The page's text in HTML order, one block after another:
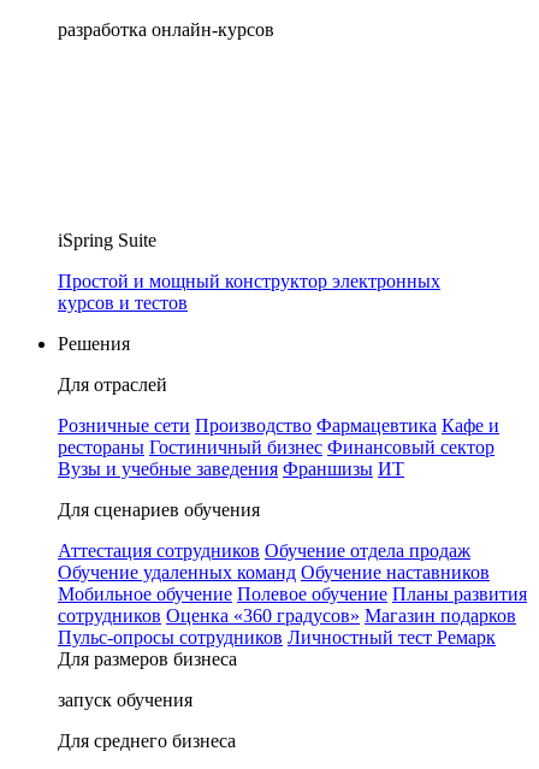
разработка онлайн-курсов
iSpring Suite
Простой и мощный конструктор электронных
курсов и тестов
Решения
Для отраслей
Розничные сети Производство Фармацевтика Кафе и
рестораны Гостиничный бизнес Финансовый сектор
Вузы и учебные заведения Франшизы ИТ
Для сценариев обучения
Аттестация сотрудников Обучение отдела продаж
Обучение удаленных команд Обучение наставников
Мобильное обучение Полевое обучение Планы развития
сотрудников Оценка «360 градусов» Магазин подарков
Пульс-опросы сотрудников Личностный тест Ремарк
Для размеров бизнеса
запуск обучения
Для среднего бизнеса